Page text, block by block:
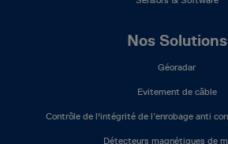
Nos Solutions
Géoradar
Evitement de câble
Contrôle de l'intégrité de l’enrobage anti
Détecteurs magnétiques de